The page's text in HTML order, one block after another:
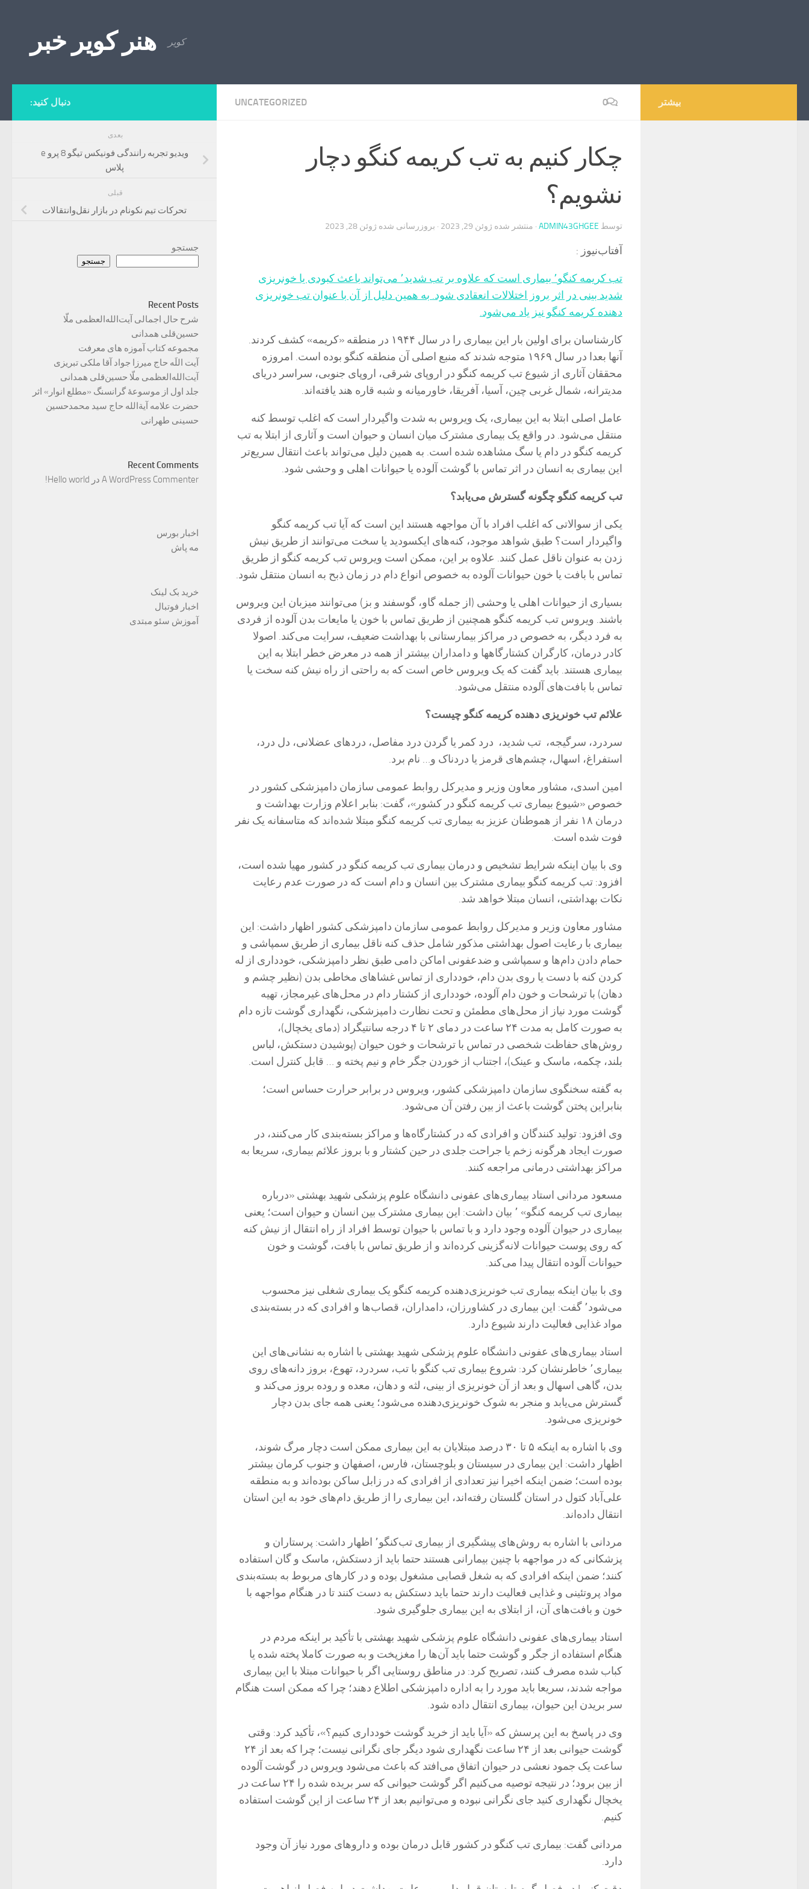
هنر کویر خبر کویر
UNCATEGORIZED 0
چکار کنیم به تب کریمه کنگو دچار
نشویم؟
توسط ADMIN43GHGEE · منتشر شده ژوئن 29, 2023 · بروزرسانی شده ژوئن 28, 2023
آفتاب‌‌نیوز :
تب کریمه کنگو٬ بیماری است که علاوه بر تب شدید٬ می‌تواند باعث کبودی یا خونریزی
شدید بینی در اثر بروز اختلالات انعقادی شود. به همین دلیل از آن با عنوان تب خونریزی
دهنده کریمه کنگو نیز یاد می‌شود.
کارشناسان برای اولین بار این بیماری را در سال ١٩۴۴ در منطقه «کریمه» کشف کردند.
آنھا بعدا در سال ١٩۶٩ متوجه شدند که منبع اصلی آن منطقه کنگو بوده است. امروزه
محققان آثاری از شیوع تب کریمه کنگو در اروپای شرقی، اروپای جنوبی، سراسر دریای
مدیترانه، شمال غربی چین، آسیا، آفریقا، خاورمیانه و شبه قاره هند یافته‌اند.
عامل اصلی ابتلا به این بیماری، یک ویروس به شدت واگیردار است که اغلب توسط کنه
منتقل می‌شود. در واقع یک بیماری مشترک میان انسان و حیوان است و آثاری از ابتلا به تب
کریمه کنگو در دام یا سگ مشاهده شده است. به همین دلیل می‌تواند باعث انتقال سریع‌تر
این بیماری به انسان در اثر تماس با گوشت آلوده یا حیوانات اهلی و وحشی شود.
تب کریمه کنگو چگونه گسترش می‌یابد؟
یکی از سوالاتی که اغلب افراد با آن مواجھه هستند این است که آیا تب کریمه کنگو
واگیردار است؟ طبق شواهد موجود، کنه‌های ایکسودید یا سخت می‌توانند از طریق نیش
زدن به عنوان ناقل عمل کنند. علاوه بر این، ممکن است ویروس تب کریمه کنگو از طریق
تماس با بافت یا خون حیوانات آلوده به خصوص انواع دام در زمان ذبح به انسان منتقل شود.
بسیاری از حیوانات اهلی یا وحشی (از جمله گاو، گوسفند و بز) می‌توانند میزبان این ویروس
باشند. ویروس تب کریمه کنگو همچنین از طریق تماس با خون یا مایعات بدن آلوده از فردی
به فرد دیگر، به خصوص در مراکز بیمارستانی با بھداشت ضعیف، سرایت می‌کند. اصولا
کادر درمان، کارگران کشتارگاهھا و دامداران بیشتر از همه در معرض خطر ابتلا به این
بیماری هستند. باید گفت که یک ویروس خاص است که به راحتی از راه نیش کنه سخت یا
تماس با بافت‌های آلوده منتقل می‌شود.
علائم تب خونریزی دهنده کریمه کنگو چیست؟
سردرد، سرگیجه، تب شدید، درد کمر یا گردن درد مفاصل، درد‌های عضلانی، دل درد،
استفراغ، اسھال، چشم‌های قرمز یا دردناک و… نام برد.
امین اسدی، مشاور معاون وزیر و مدیرکل روابط عمومی سازمان دامپزشکی کشور در
خصوص «شیوع بیماری تب کریمه کنگو در کشور»، گفت: بنابر اعلام وزارت بهداشت و
درمان ۱۸ نفر از هموطنان عزیز به بیماری تب کریمه کنگو مبتلا شده‌اند که متاسفانه یک نفر
فوت شده است.
وی با بیان اینکه شرایط تشخیص و درمان بیماری تب کریمه کنگو در کشور مهیا شده است،
افزود: تب کریمه کنگو بیماری مشترک بین انسان و دام است که در صورت عدم رعایت
نکات بهداشتی، انسان مبتلا خواهد شد.
مشاور معاون وزیر و مدیرکل روابط عمومی سازمان دامپزشکی کشور اظهار داشت: این
بیماری با رعایت اصول بهداشتی مذکور شامل حذف کنه ناقل بیماری از طریق سمپاشی و
حمام دادن دام‌ها و سمپاشی و ضدعفونی اماکن دامی طبق نظر دامپزشکی، خودداری از له
کردن کنه با دست یا روی بدن دام، خودداری از تماس غشا‌های مخاطی بدن (نظیر چشم و
دهان) با ترشحات و خون دام آلوده، خودداری از کشتار دام در محل‌های غیرمجاز، تهیه
گوشت مورد نیاز از محل‌های مطمئن و تحت نظارت دامپزشکی، نگهداری گوشت تازه دام
به صورت کامل به مدت ۲۴ ساعت در دمای ۲ تا ۴ درجه سانتیگراد (دمای یخچال)،
روش‌های حفاظت شخصی در تماس با ترشحات و خون حیوان (پوشیدن دستکش، لباس
بلند، چکمه، ماسک و عینک)، اجتناب از خوردن جگر خام و نیم پخته و … قابل کنترل است.
به گفته سخنگوی سازمان دامپزشکی کشور، ویروس در برابر حرارت حساس است؛
بنابراین پختن گوشت باعث از بین رفتن آن می‌شود.
وی افزود: تولید کنندگان و افرادی که در کشتارگاه‌ها و مراکز بسته‌بندی کار می‌کنند، در
صورت ایجاد هرگونه زخم یا جراحت جلدی در حین کشتار و با بروز علائم بیماری، سریعا به
مراکز بهداشتی درمانی مراجعه کنند.
مسعود مردانی استاد بیماری‌های عفونی دانشگاه علوم پزشکی شهید بهشتی «درباره
بیماری تب کریمه کنگو» ٬ بیان داشت: این بیماری مشترک بین انسان و حیوان است؛ یعنی
بیماری در حیوان آلوده وجود دارد و با تماس با حیوان توسط افراد از راه انتقال از نیش کنه
که روی پوست حیوانات لانه‌گزینی کرده‌اند و از طریق تماس با بافت، گوشت و خون
حیوانات آلوده انتقال پیدا می‌کند.
وی با بیان اینکه بیماری تب خونریزی‌دهنده کریمه کنگو یک بیماری شغلی نیز محسوب
می‌شود٬ گفت: این بیماری در کشاورزان، دامداران، قصاب‌ها و افرادی که در بسته‌بندی
مواد غذایی فعالیت دارند شیوع دارد.
استاد بیماری‌های عفونی دانشگاه علوم پزشکی شهید بهشتی با اشاره به نشانی‌های این
بیماری٬ خاطرنشان کرد: شروع بیماری تب کنگو با تب، سردرد، تهوع، بروز دانه‌های روی
بدن، گاهی اسهال و بعد از آن خونریزی از بینی، لثه و دهان، معده و روده بروز می‌کند و
گسترش می‌یابد و منجر به شوک خونریزی‌دهنده می‌شود؛ یعنی همه جای بدن دچار
خونریزی می‌شود.
وی با اشاره به اینکه ۵ تا ۳۰ درصد مبتلایان به این بیماری ممکن است دچار مرگ شوند،
اظهار داشت: این بیماری در سیستان و بلوچستان، فارس، اصفهان و جنوب کرمان بیشتر
بوده است؛ ضمن اینکه اخیرا نیز تعدادی از افرادی که در زابل ساکن بوده‌اند و به منطقه
علی‌آباد کتول در استان گلستان رفته‌اند، این بیماری را از طریق دام‌های خود به این استان
انتقال داده‌اند.
مردانی با اشاره به روش‌های پیشگیری از بیماری تب‌کنگو٬ اظهار داشت: پرستاران و
پزشکانی که در مواجهه با چنین بیمارانی هستند حتما باید از دستکش، ماسک و گان استفاده
کنند؛ ضمن اینکه افرادی که به شغل قصابی مشغول بوده و در کار‌های مربوط به بسته‌بندی
مواد پروتئینی و غذایی فعالیت دارند حتما باید دستکش به دست کنند تا در هنگام مواجهه با
خون و بافت‌های آن، از ابتلای به این بیماری جلوگیری شود.
استاد بیماری‌های عفونی دانشگاه علوم پزشکی شهید بهشتی با تأکید بر اینکه مردم در
هنگام استفاده از جگر و گوشت حتما باید آن‌ها را مغزپخت و به صورت کاملا پخته شده یا
کباب شده مصرف کنند، تصریح کرد: در مناطق روستایی اگر با حیوانات مبتلا با این بیماری
مواجه شدند، سریعا باید مورد را به اداره دامپزشکی اطلاع دهند؛ چرا که ممکن است هنگام
سر بریدن این حیوان، بیماری انتقال داده شود.
وی در پاسخ به این پرسش که «آیا باید از خرید گوشت خودداری کنیم؟»، تأکید کرد: وقتی
گوشت حیوانی بعد از ۲۴ ساعت نگهداری شود دیگر جای نگرانی نیست؛ چرا که بعد از ۲۴
ساعت یک جمود نعشی در حیوان اتفاق می‌افتد که باعث می‌شود ویروس در گوشت آلوده
از بین برود؛ در نتیجه توصیه می‌کنیم اگر گوشت حیوانی که سر بریده شده را ۲۴ ساعت در
یخچال نگهداری کنید جای نگرانی نبوده و می‌توانیم بعد از ۲۴ ساعت از این گوشت استفاده
کنیم.
مردانی گفت: بیماری تب کنگو در کشور قابل درمان بوده و دارو‌های مورد نیاز آن وجود
دارد.
دنبال کنید:
بعدی
ویدیو تجربه رانندگی فونیکس تیگو 8 پرو e
پلاس
قبلی
تحرکات تیم نکونام در بازار نقل‌و‌انتقالات
جستجو
جستجو
Recent Posts
شرح حال اجمالی آیت‌الله‌العظمی ملّا
حسین‌قلی همدانی
مجموعه کتاب آموزه های معرفت
آیت اللَه حاج میرزا جواد آقا ملکی تبریزی
آیت‌الله‌العظمی ملّا حسین‌قلی همدانی
جلد اول از موسوعۀ گرانسنگ «مطلع انوار» اثر
حضرت علامه آیة‌الله حاج سید محمدحسین
حسینی طهرانی
Recent Comments
A WordPress Commenter در Hello world!
اخبار بورس
مه پاش
خرید بک لینک
اخبار فوتبال
آموزش سئو مبتدی
بیشتر